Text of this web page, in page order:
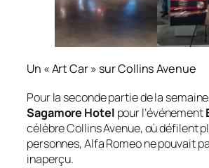
Un « Art Car » sur Collins Avenue
Pour la seconde partie de la
Sagamore Hotel pour l’événement
célèbre Collins Avenue, où défilent
personnes, Alfa Romeo ne pouvait
inaperçu.